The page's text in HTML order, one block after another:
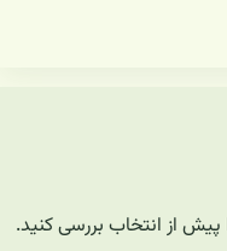
پیش از انتخاب بررسی کنید.